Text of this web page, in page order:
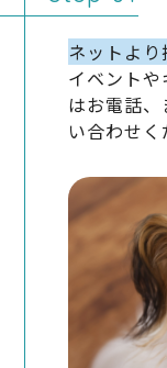
ネットよ
イベント
はお電話
い合わせく
の手段によ
止等」とい
なく必要な
前項の調査
あると判断
場合、また
たときは、
す。
前2項にかか
する場合そ
合であって
必要なこれ
の代替策を